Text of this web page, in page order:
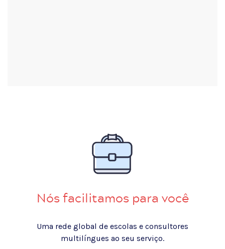
Nós facilitamos para você
Uma rede global de escolas e consultores
multilíngues ao seu serviço.